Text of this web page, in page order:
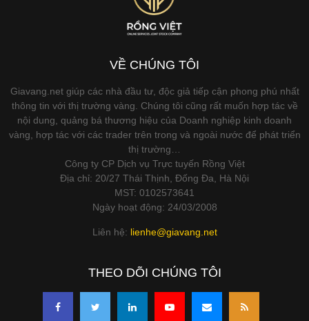
VỀ CHÚNG TÔI
Giavang.net giúp các nhà đầu tư, độc giả tiếp cận phong phú nhất
thông tin với thị trường vàng. Chúng tôi cũng rất muốn hợp tác về
nội dung, quảng bá thương hiệu của Doanh nghiệp kinh doanh
vàng, hợp tác với các trader trên trong và ngoài nước để phát triển
thị trường…
Công ty CP Dịch vụ Trực tuyến Rồng Việt
Địa chỉ: 20/27 Thái Thịnh, Đống Đa, Hà Nội
MST: 0102573641
Ngày hoạt động: 24/03/2008
Liên hệ: lienhe@giavang.net
THEO DÕI CHÚNG TÔI